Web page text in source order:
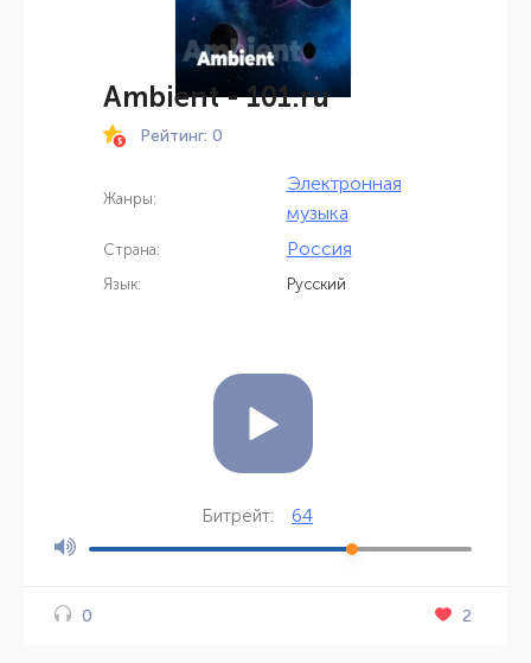
Ambient - 101.ru
Рейтинг: 0
Жанры:
Электронная
музыка
Страна: Россия
Язык: Русский
Битрейт: 64
0 2